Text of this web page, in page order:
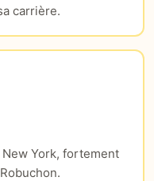
carrière.
York, fortement